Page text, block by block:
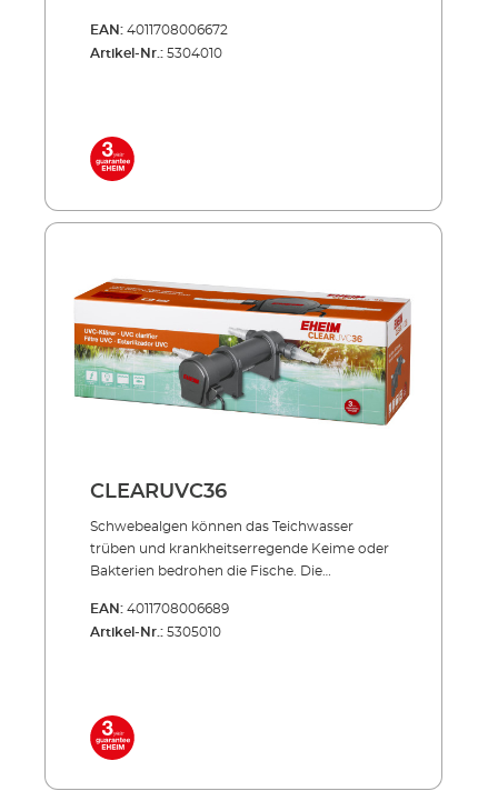
Fällen hocheffizient für Abhilfe: Die spezielle
UV-Strahlung bekämpft gezielt, was den
Inklusive hochwertiger UVC-Lampe mit
langer Lebensdauer (ca. 8.000 Std.) Niedriger
Außenbehälter aus stoßfestem und UV-
PRESS und LOOP Teichfilter-Sets NEU: Mit 3
Schlauchanschlüssen: Ø 25 = 1", Ø 32 = 1 1/4", Ø
40 = 1 1/2" Lieferumfang: UVC-Lampe 3
Anschlussdüsen 5 m Netzkabel
EAN: 4011708006672
Artikel-Nr.: 5304010
CLEARUVC36
Schwebealgen können das Teich­­wasser
trüben und krankheits­erregende Keime oder
Bakterien bedrohen die Fische. Die
Fällen hocheffizient für Abhilfe: Die spezielle
UV-Strahlung bekämpft gezielt, was den
Inklusive hochwertiger UVC-Lampe mit
langer Lebensdauer (ca. 8.000 Std.) Niedriger
EAN: 4011708006689
Artikel-Nr.: 5305010